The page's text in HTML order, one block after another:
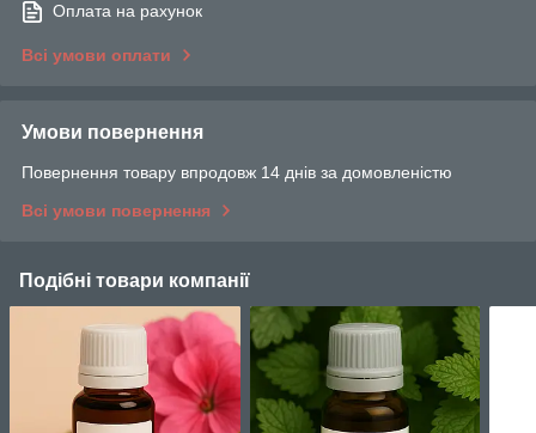
Оплата на рахунок
Всі умови оплати
Умови повернення
Повернення товару впродовж 14 днів за домовленістю
Всі умови повернення
Подібні товари компанії